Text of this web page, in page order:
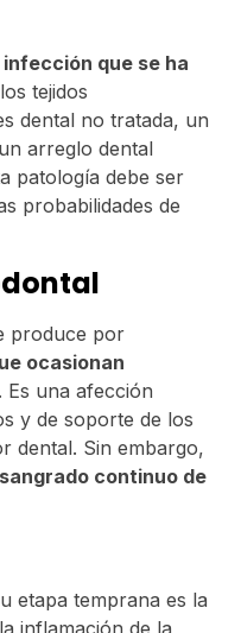
infección que se ha
tejidos
dental no tratada, un
arreglo dental
patología debe ser
probabilidades de
produce por
ocasionan
. Es una afección
y de soporte de los
dental. Sin embargo,
sangrado continuo de
etapa temprana es la
inflamación de la